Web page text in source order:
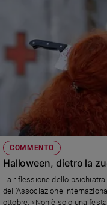
Devozione
fede
giorno
Santo
del
giorno
e
valori
COMMENTO
Halloween, dietro la
La riflessione dello
dell’Associazione
ottobre: «Non è solo una